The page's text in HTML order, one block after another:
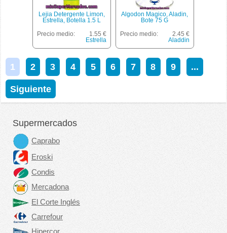
Lejia Detergente Limon,
Estrella, Botella 1.5 L
Precio medio:
1.55 €
Estrella
Algodon Magico, Aladin,
Bote 75 G
Precio medio:
2.45 €
Aladdin
1 2 3 4 5 6 7 8 9 ...
Siguiente
Supermercados
Caprabo
Eroski
Condis
Mercadona
El Corte Inglés
Carrefour